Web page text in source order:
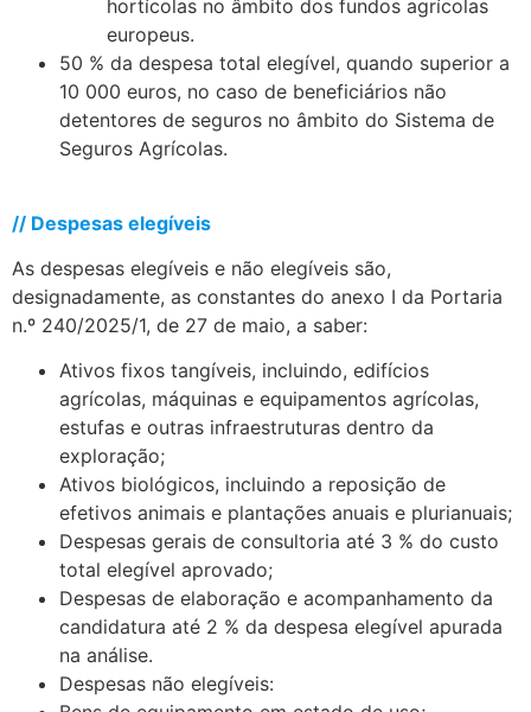
hortícolas no âmbito dos fundos agrícolas
europeus.
50 % da despesa total elegível, quando superior a
10 000 euros, no caso de beneficiários não
detentores de seguros no âmbito do Sistema de
Seguros Agrícolas.
// Despesas elegíveis
As despesas elegíveis e não elegíveis são,
designadamente, as constantes do anexo I da Portaria
n.º 240/2025/1, de 27 de maio, a saber:
Ativos fixos tangíveis, incluindo, edifícios
agrícolas, máquinas e equipamentos agrícolas,
estufas e outras infraestruturas dentro da
exploração;
Ativos biológicos, incluindo a reposição de
efetivos animais e plantações anuais e plurianuais;
Despesas gerais de consultoria até 3 % do custo
total elegível aprovado;
Despesas de elaboração e acompanhamento da
candidatura até 2 % da despesa elegível apurada
na análise.
Despesas não elegíveis: